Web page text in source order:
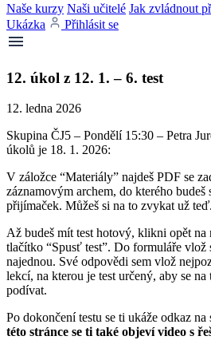
Naše kurzy Naši učitelé Jak zvládnout
Ukázka
Přihlásit se
12. úkol z 12. 1. – 6. test
12. ledna 2026
Skupina ČJ5 – Pondělí 15:30 – Petra
úkolů je 18. 1. 2026:
V záložce “Materiály” najdeš PDF se
záznamovým archem, do kterého budeš
přijímaček. Můžeš si na to zvykat už teď.
Až budeš mít test hotový, klikni opět na
tlačítko “Spusť test”. Do formuláře vlož
najednou. Své odpovědi sem vlož
lekcí, na kterou je test určený, aby se
podívat.
Po dokončení testu se ti ukáže odkaz na
této stránce se ti také objeví video s